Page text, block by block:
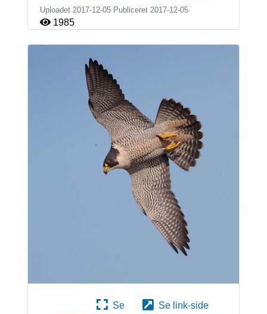
Uploadet 2017-12-05 Publiceret 2017-12-05
1985
Se
Se link-side